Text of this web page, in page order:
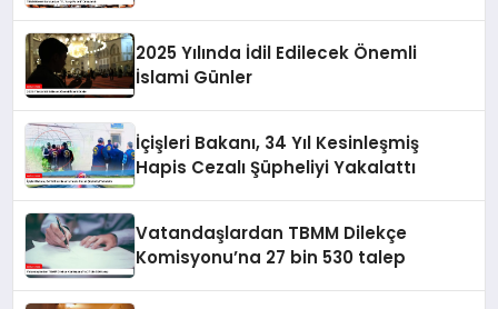
2025 Yılında İdil Edilecek Önemli
İslami Günler
İçişleri Bakanı, 34 Yıl Kesinleşmiş
Hapis Cezalı Şüpheliyi Yakalattı
Vatandaşlardan TBMM Dilekçe
Komisyonu’na 27 bin 530 talep